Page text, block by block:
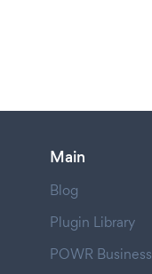
Main
Blog
Plugin Library
POWR Business